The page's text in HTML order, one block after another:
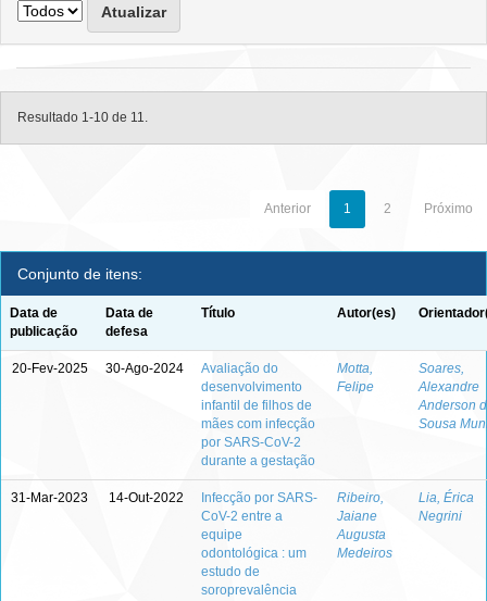
Resultado 1-10 de 11.
Anterior 1 2 Próximo
Conjunto de itens:
Data de
publicação
Data de
defesa
Título Autor(es)
20-Fev-2025 30-Ago-2024
Avaliação do
desenvolvimento
infantil de filhos de
mães com infecção
por SARS-CoV-2
durante a gestação
Motta,
Felipe
Soares,
Alexandre
Anderson
Sousa
31-Mar-2023 14-Out-2022
Infecção por SARS-
CoV-2 entre a
equipe
odontológica : um
estudo de
soroprevalência
Ribeiro,
Jaiane
Augusta
Medeiros
Lia, Érica
Negrini